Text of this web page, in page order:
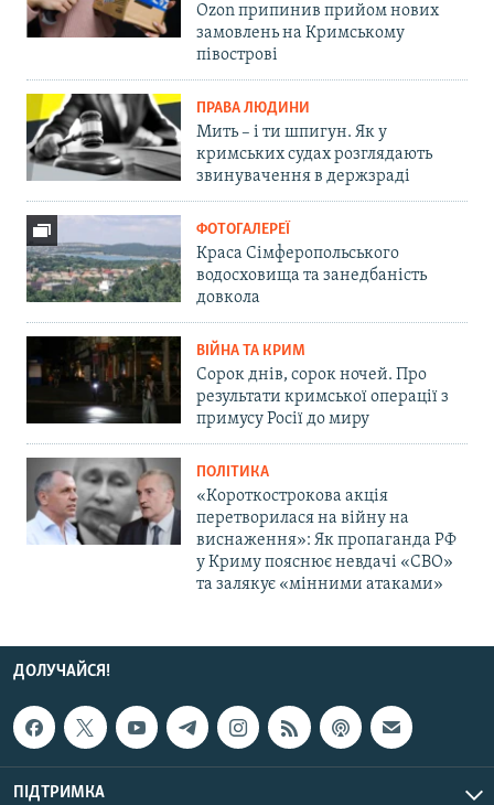
Ozon припинив прийом нових
замовлень на Кримському
півострові
ПРАВА ЛЮДИНИ
Мить – і ти шпигун. Як у
кримських судах розглядають
звинувачення в держзраді
ФОТОГАЛЕРЕЇ
Краса Сімферопольського
водосховища та занедбаність
довкола
ВІЙНА ТА КРИМ
Сорок днів, сорок ночей. Про
результати кримської операції з
примусу Росії до миру
ПОЛІТИКА
«Короткострокова акція
перетворилася на війну на
виснаження»: Як пропаганда РФ
у Криму пояснює невдачі «СВО»
та залякує «мінними атаками»
ДОЛУЧАЙСЯ!
ПІДТРИМКА